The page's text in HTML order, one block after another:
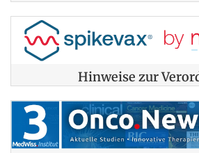
Hinweise zur